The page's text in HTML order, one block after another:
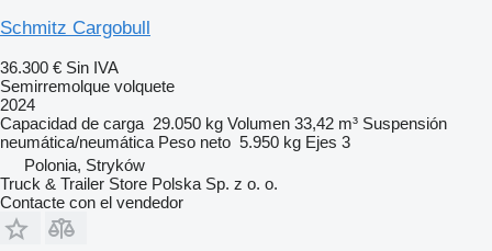
Schmitz Cargobull
36.300 € Sin IVA
Semirremolque volquete
2024
Capacidad de carga 29.050 kg Volumen 33,42 m³ Suspensión
neumática/neumática Peso neto 5.950 kg Ejes 3
Polonia, Stryków
Truck & Trailer Store Polska Sp. z o. o.
Contacte con el vendedor